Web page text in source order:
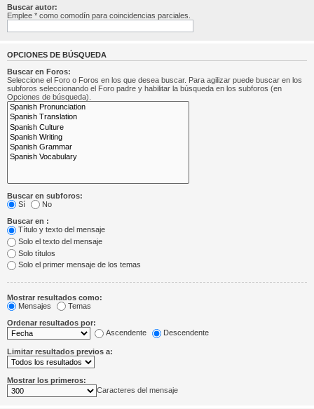
Buscar autor:
Emplee * como comodín para coincidencias parciales.
OPCIONES DE BÚSQUEDA
Buscar en Foros:
Seleccione el Foro o Foros en los que desea buscar. Para agilizar puede buscar en los
subforos seleccionando el Foro padre y habilitar la búsqueda en los subforos (en
Opciones de búsqueda).
Buscar en subforos:
Sí
No
Buscar en :
Título y texto del mensaje
Solo el texto del mensaje
Solo títulos
Solo el primer mensaje de los temas
Mostrar resultados como:
Mensajes
Temas
Ordenar resultados por:
Ascendente
Descendente
Limitar resultados previos a:
Mostrar los primeros:
Caracteres del mensaje